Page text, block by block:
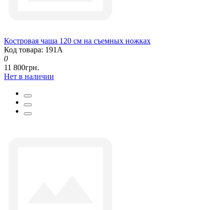
Костровая чаша 120 см на съемных ножках
Код товара: 191А
0
11 800грн.
Нет в наличии